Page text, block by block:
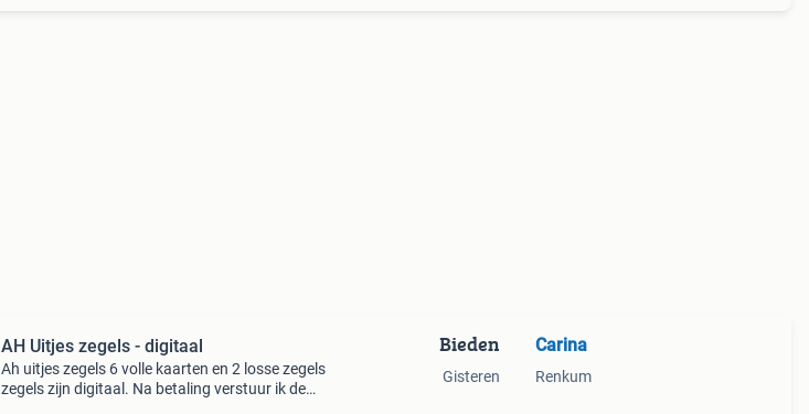
AH Uitjes zegels - digitaal
Ah uitjes zegels 6 volle kaarten en 2 losse zegels
zegels zijn digitaal. Na betaling verstuur ik de
Bieden
Gisteren
Carina
Renkum